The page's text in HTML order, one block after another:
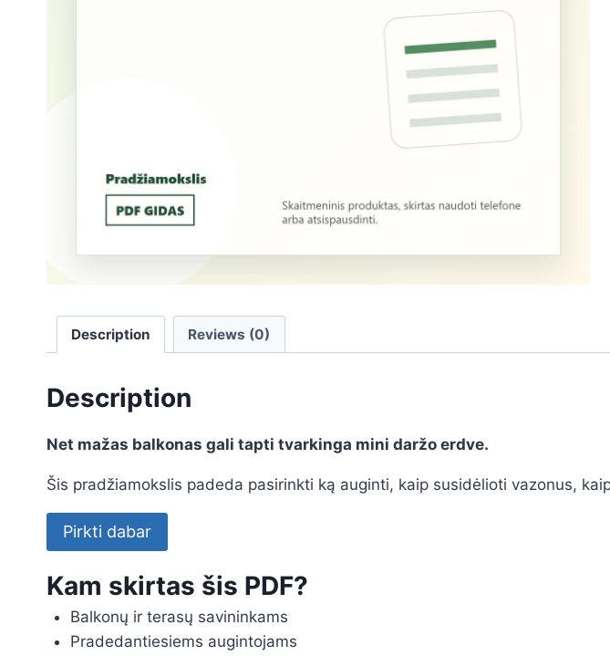
Description Reviews (0)
Description
Net mažas balkonas gali tapti tvarkinga mini daržo erdve.
Šis pradžiamokslis padeda pasirinkti ką auginti, kaip susidėlioti vazonus,
Pirkti dabar
Kam skirtas šis PDF?
Balkonų ir terasų savininkams
Pradedantiesiems augintojams